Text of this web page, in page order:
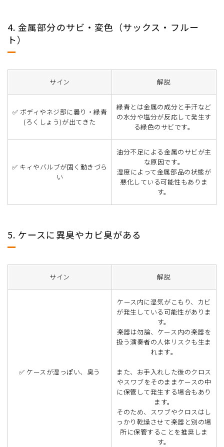
4. 金属部分のサビ・変色（サックス・フルー
ト）
サイン 解説
✅ ボディやネジ部に曇り・緑青
(ろくしょう)が出てきた
緑青とは金属の成分と手汗など
の水分や塩分が反応して発生す
る緑色のサビです。
✅ キィやバルブが固く動きづら
い
油分不足による金属のサビが主
な原因です。
湿度によって金属部品の状態が
悪化している可能性もありま
す。
5. ケースに異臭やカビ臭がある
サイン 解説
✅ ケースが湿っぽい、臭う
ケース内に湿気がこもり、カビ
が発生している可能性がありま
す。
楽器は勿論、ケース内の楽器を
扱う演奏者の人体リスクも生ま
れます。
また、お手入れした後のクロス
やスワブをそのままケースの中
に保管して発生する場合もあり
ます。
そのため、スワブやクロスはし
っかり乾燥させて楽器と別の場
所に保管することを推奨しま
す。